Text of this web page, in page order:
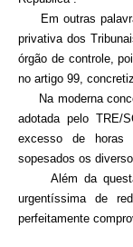
Em outras
privativa dos
órgão de controle,
no artigo 99,
Na moderna
adotada pelo TRE/
excesso de horas
sopesados os
Além da questão
urgentíssima de
perfeitamente